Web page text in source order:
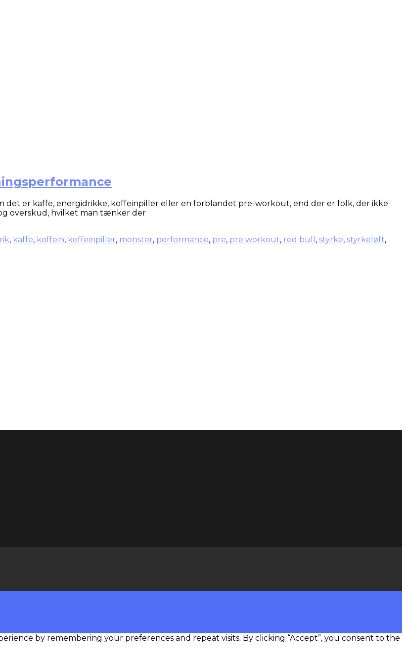
er kaffe, energidrikke, koffeinpiller eller en forblandet pre-workout, end der er folk, der ikke
overskud, hvilket man tænker der
, kaffe, koffein, koffeinpiller, monster, performance, pre, pre workout, red bull , styrke, styrkeløft,
by remembering your preferences and repeat visits. By clicking “Accept”, you consent to the